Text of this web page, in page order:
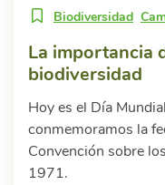
Biodiversidad
La importancia
biodiversidad
Hoy es el Día
conmemoramos la
Convención sobre
1971.